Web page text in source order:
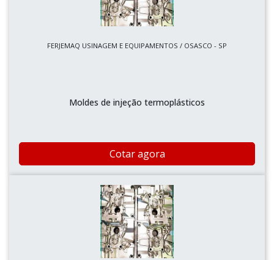
FERJEMAQ USINAGEM E EQUIPAMENTOS / OSASCO - SP
Moldes de injeção termoplásticos
Cotar agora